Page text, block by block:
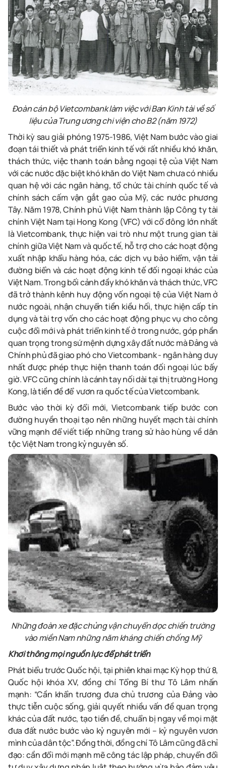
Đoàn cán bộ Vietcombank làm việc với Ban Kinh tài về số
liệu của Trung ương chi viện cho B2 (năm 1972)
Thời kỳ sau giải phóng 1975-1986, Việt Nam bước vào giai
đoạn tái thiết và phát triển kinh tế với rất nhiều khó khăn,
thách thức, việc thanh toán bằng ngoại tệ của Việt Nam
với các nước đặc biệt khó khăn do Việt Nam chưa có nhiều
quan hệ với các ngân hàng, tổ chức tài chính quốc tế và
chính sách cấm vận gắt gao của Mỹ, các nước phương
Tây. Năm 1978, Chính phủ Việt Nam thành lập Công ty tài
chính Việt Nam tại Hong Kong (VFC) với cổ đông lớn nhất
là Vietcombank, thực hiện vai trò như một trung gian tài
chính giữa Việt Nam và quốc tế, hỗ trợ cho các hoạt động
xuất nhập khẩu hàng hóa, các dịch vụ bảo hiểm, vận tải
đường biển và các hoạt động kinh tế đối ngoại khác của
Việt Nam. Trong bối cảnh đầy khó khăn và thách thức, VFC
đã trở thành kênh huy động vốn ngoại tệ của Việt Nam ở
nước ngoài, nhận chuyển tiền kiều hối, thực hiện cấp tín
dụng và tài trợ vốn cho các hoạt động phục vụ cho công
cuộc đổi mới và phát triển kinh tế ở trong nước, góp phần
quan trọng trong sứ mệnh dựng xây đất nước mà Đảng và
Chính phủ đã giao phó cho Vietcombank - ngân hàng duy
nhất được phép thực hiện thanh toán đối ngoại lúc bấy
giờ. VFC cũng chính là cánh tay nối dài tại thị trường Hong
Kong, là tiền đề để vươn ra quốc tế của Vietcombank.
Bước vào thời kỳ đổi mới, Vietcombank tiếp bước con
đường huyền thoại tạo nên những huyết mạch tài chính
vững mạnh để viết tiếp những trang sử hào hùng về dân
tộc Việt Nam trong kỷ nguyên số.
Những đoàn xe đặc chủng vận chuyển dọc chiến trường
vào miền Nam những năm kháng chiến chống Mỹ
Khơi thông mọi nguồn lực để phát triển
Phát biểu trước Quốc hội, tại phiên khai mạc Kỳ họp thứ 8,
Quốc hội khóa XV, đồng chí Tổng Bí thư Tô Lâm nhấn
mạnh: “Cần khẩn trương đưa chủ trương của Đảng vào
thực tiễn cuộc sống, giải quyết nhiều vấn đề quan trọng
khác của đất nước, tạo tiền đề, chuẩn bị ngay về mọi mặt
đưa đất nước bước vào kỷ nguyên mới – kỷ nguyên vươn
mình của dân tộc”. Đồng thời, đồng chí Tô Lâm cũng đã chỉ
đạo: cần đổi mới mạnh mẽ công tác lập pháp, chuyển đổi